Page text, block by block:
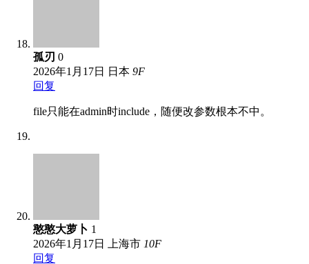
孤刃 0
2026年1月17日
日本 9F
回复
file只能在admin时include，随便改参数根本不中。
憨憨大萝卜 1
2026年1月17日
上海市 10F
回复